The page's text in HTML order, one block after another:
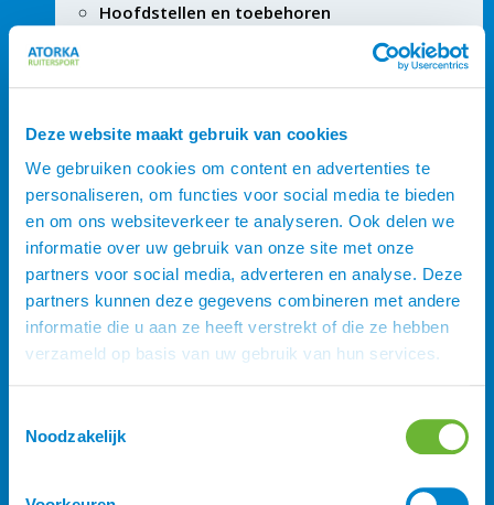
Deze website maakt gebruik van cookies
We gebruiken cookies om content en advertenties te
personaliseren, om functies voor social media te bieden
en om ons websiteverkeer te analyseren. Ook delen we
informatie over uw gebruik van onze site met onze
partners voor social media, adverteren en analyse. Deze
partners kunnen deze gegevens combineren met andere
informatie die u aan ze heeft verstrekt of die ze hebben
verzameld op basis van uw gebruik van hun services.
Noodzakelijk
Hoofdstellen en toebehoren